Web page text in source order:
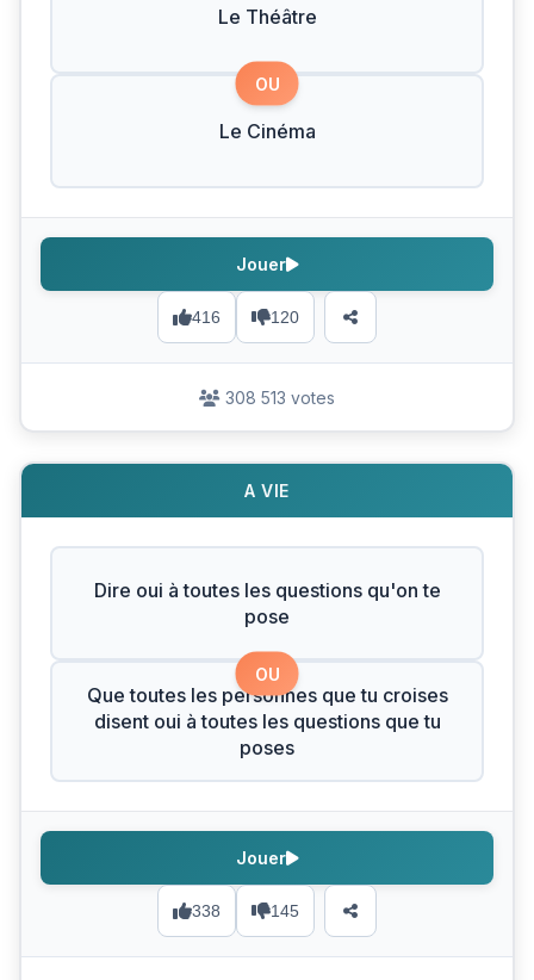
Le Théâtre
OU
Le Cinéma
416 120
Jouer
308 513 votes
A VIE
Dire oui à toutes les questions qu'on te
pose
OU
Que toutes les personnes que tu croises
disent oui à toutes les questions que tu
poses
338 145
Jouer